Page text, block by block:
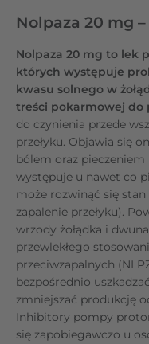
Nolpaza 20 mg
Nolpaza 20 mg to lek
których występuje
kwasu solnego w
treści pokarmowej do
do czynienia przede
przełyku. Objawia się
bólem oraz
występuje u nawet co
może rozwinąć się
zapalenie przełyku).
wrzody żołądka i
przewlekłego
przeciwzapalnych
bezpośrednio
zmniejszać produkcję
Inhibitory pompy
się zapobiegawczo u